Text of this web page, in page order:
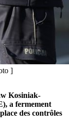
]
Kosiniak-
a fermement
des contrôles